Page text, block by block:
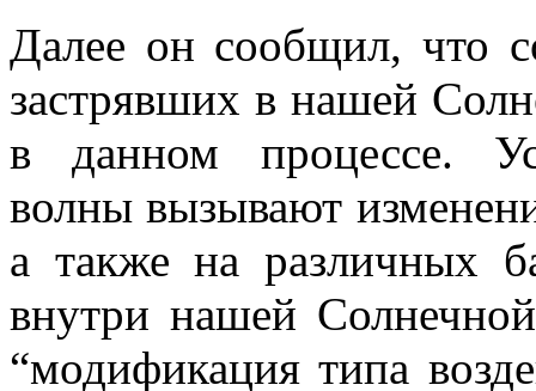
Далее он сообщил, что
застрявших в нашей
в данном процессе.
волны вызывают
а также на различных
внутри нашей
“модификация типа